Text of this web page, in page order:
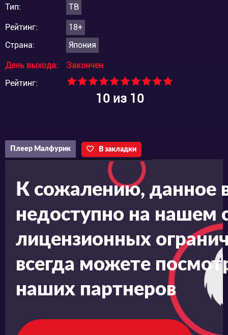
Тип:
ТВ
Рейтинг:
18+
Страна:
Япония
День выхода:
Закончен
Рейтинг:
10из 10
Плеер Малфурик В закладки
К сожалению, данное
недоступно на нашем
лицензионных
всегда можете
наших партнеров